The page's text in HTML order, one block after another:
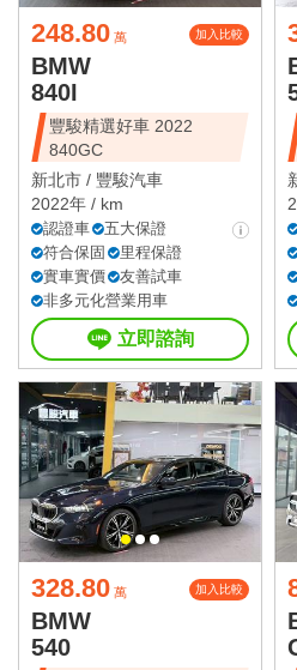
248.80 萬 加入比較
BMW
840I
豐駿精選好車 2022
840GC
新北市 / 豐駿汽車
2022年 / km
認證車
五大保證
符合保固
里程保證
實車實價
友善試車
非多元化營業用車
立即諮詢
328.80 萬 加入比較
BMW
540